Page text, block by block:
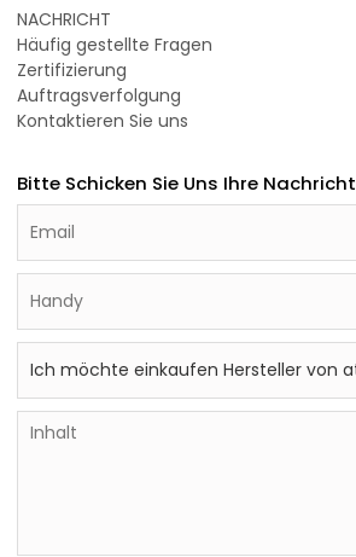
NACHRICHT
Häufig gestellte Fragen
Zertifizierung
Auftragsverfolgung
Kontaktieren Sie uns
Bitte Schicken Sie Uns Ihre Nachricht